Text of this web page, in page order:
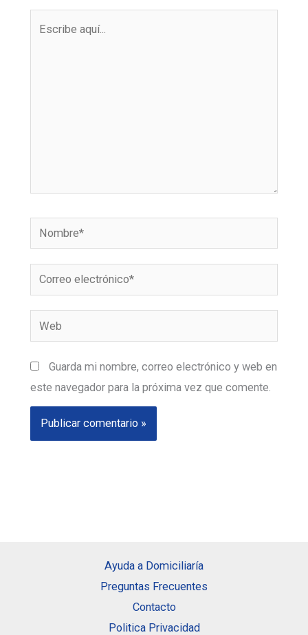
Nombre*
Correo
electrónico*
Web
Guarda mi nombre, correo electrónico y web en
este navegador para la próxima vez que comente.
Ayuda a Domiciliaría
Preguntas Frecuentes
Contacto
Politica Privacidad